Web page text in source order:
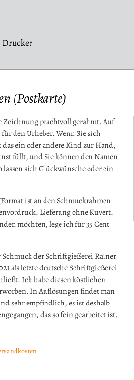
Drucker
(Postkarte)
Zeichnung prachtvoll gerahmt. Auf
den Urheber. Wenn Sie sich
ein oder andere Kind zur Hand,
füllt, und Sie können den Namen
sich Glückwünsche oder ein
ist an den Schmuckrahmen
Lieferung ohne Kuvert.
möchten, lege ich für 35 Cent
Schmuck der Schriftgießerei Rainer
als letzte deutsche Schriftgießerei
Ich habe diesen köstlichen
In Auflösungen findet man
sehr empfindlich, es ist deshalb
das so fein gearbeitet ist.